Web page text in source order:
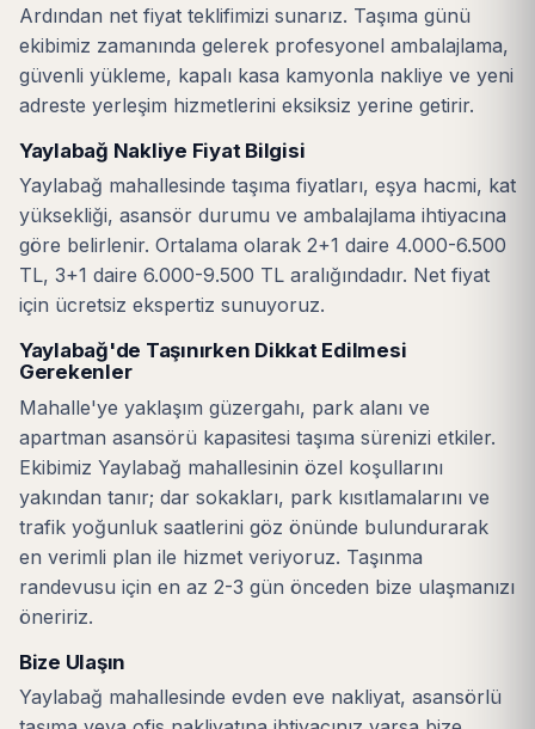
Ardından net fiyat teklifimizi sunarız. Taşıma günü
ekibimiz zamanında gelerek profesyonel ambalajlama,
güvenli yükleme, kapalı kasa kamyonla nakliye ve yeni
adreste yerleşim hizmetlerini eksiksiz yerine getirir.
Yaylabağ Nakliye Fiyat Bilgisi
Yaylabağ mahallesinde taşıma fiyatları, eşya hacmi, kat
yüksekliği, asansör durumu ve ambalajlama ihtiyacına
göre belirlenir. Ortalama olarak 2+1 daire 4.000-6.500
TL, 3+1 daire 6.000-9.500 TL aralığındadır. Net fiyat
için ücretsiz ekspertiz sunuyoruz.
Yaylabağ'de Taşınırken Dikkat Edilmesi
Gerekenler
Mahalle'ye yaklaşım güzergahı, park alanı ve
apartman asansörü kapasitesi taşıma sürenizi etkiler.
Ekibimiz Yaylabağ mahallesinin özel koşullarını
yakından tanır; dar sokakları, park kısıtlamalarını ve
trafik yoğunluk saatlerini göz önünde bulundurarak
en verimli plan ile hizmet veriyoruz. Taşınma
randevusu için en az 2-3 gün önceden bize ulaşmanızı
öneririz.
Bize Ulaşın
Yaylabağ mahallesinde evden eve nakliyat, asansörlü